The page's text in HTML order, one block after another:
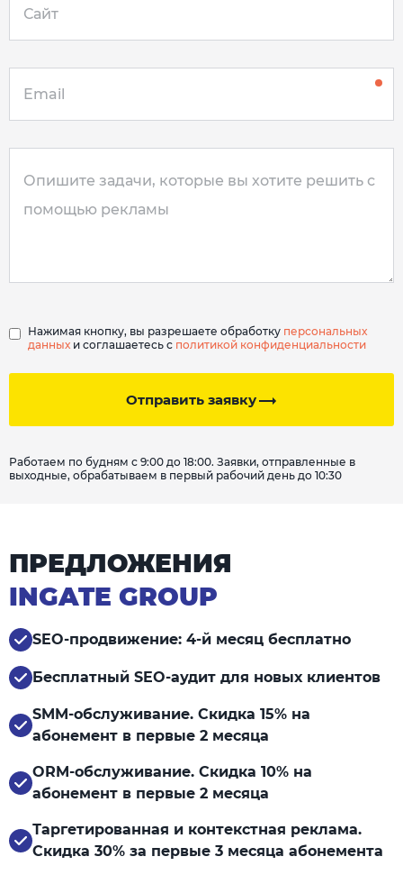
Отправить заявку
Нажимая кнопку, вы разрешаете обработку персональных
данных и соглашаетесь с политикой конфиденциальности
Работаем по будням с 9:00 до 18:00. Заявки, отправленные в
выходные, обрабатываем в первый рабочий день до 10:30
ПРЕДЛОЖЕНИЯ
INGATE GROUP
SEO-продвижение: 4-й месяц бесплатно
Бесплатный SEO-аудит для новых клиентов
SMM-обслуживание. Скидка 15% на
абонемент в первые 2 месяца
ORM-обслуживание. Скидка 10% на
абонемент в первые 2 месяца
Таргетированная и контекстная реклама.
Скидка 30% за первые 3 месяца абонемента